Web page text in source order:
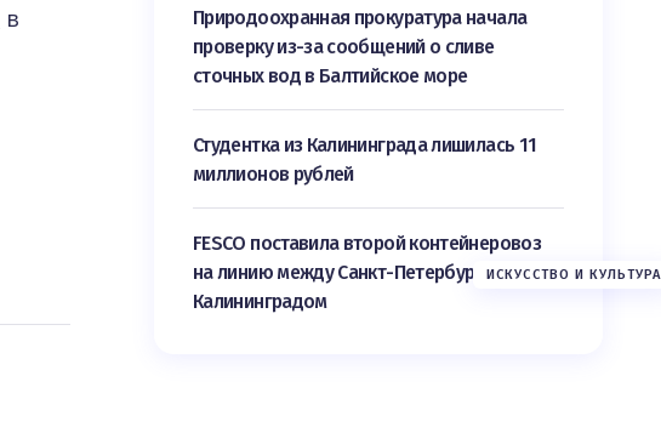
в
ИСКУССТВО И КУЛЬТУРА
Природоохранная прокуратура начала
проверку из-за сообщений о сливе
сточных вод в Балтийское море
Студентка из Калининграда лишилась 11
миллионов рублей
FESCO поставила второй контейнеровоз
на линию между Санкт-Петербургом и
Калининградом